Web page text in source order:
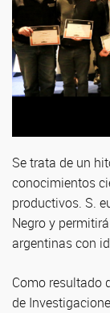
Se trata de un
conocimientos
productivos. S.
Negro y
argentinas con
Como resultado
de